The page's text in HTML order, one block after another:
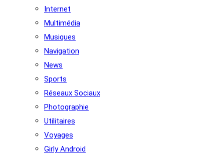
Internet
Multimédia
Musiques
Navigation
News
Sports
Réseaux Sociaux
Photographie
Utilitaires
Voyages
Girly Android